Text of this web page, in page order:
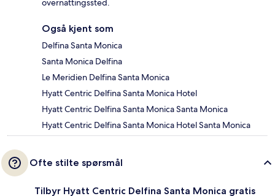
overnattingssted.
Også kjent som
Delfina Santa Monica
Santa Monica Delfina
Le Meridien Delfina Santa Monica
Hyatt Centric Delfina Santa Monica Hotel
Hyatt Centric Delfina Santa Monica Santa Monica
Hyatt Centric Delfina Santa Monica Hotel Santa Monica
Ofte stilte spørsmål
Tilbyr Hyatt Centric Delfina Santa Monica gratis